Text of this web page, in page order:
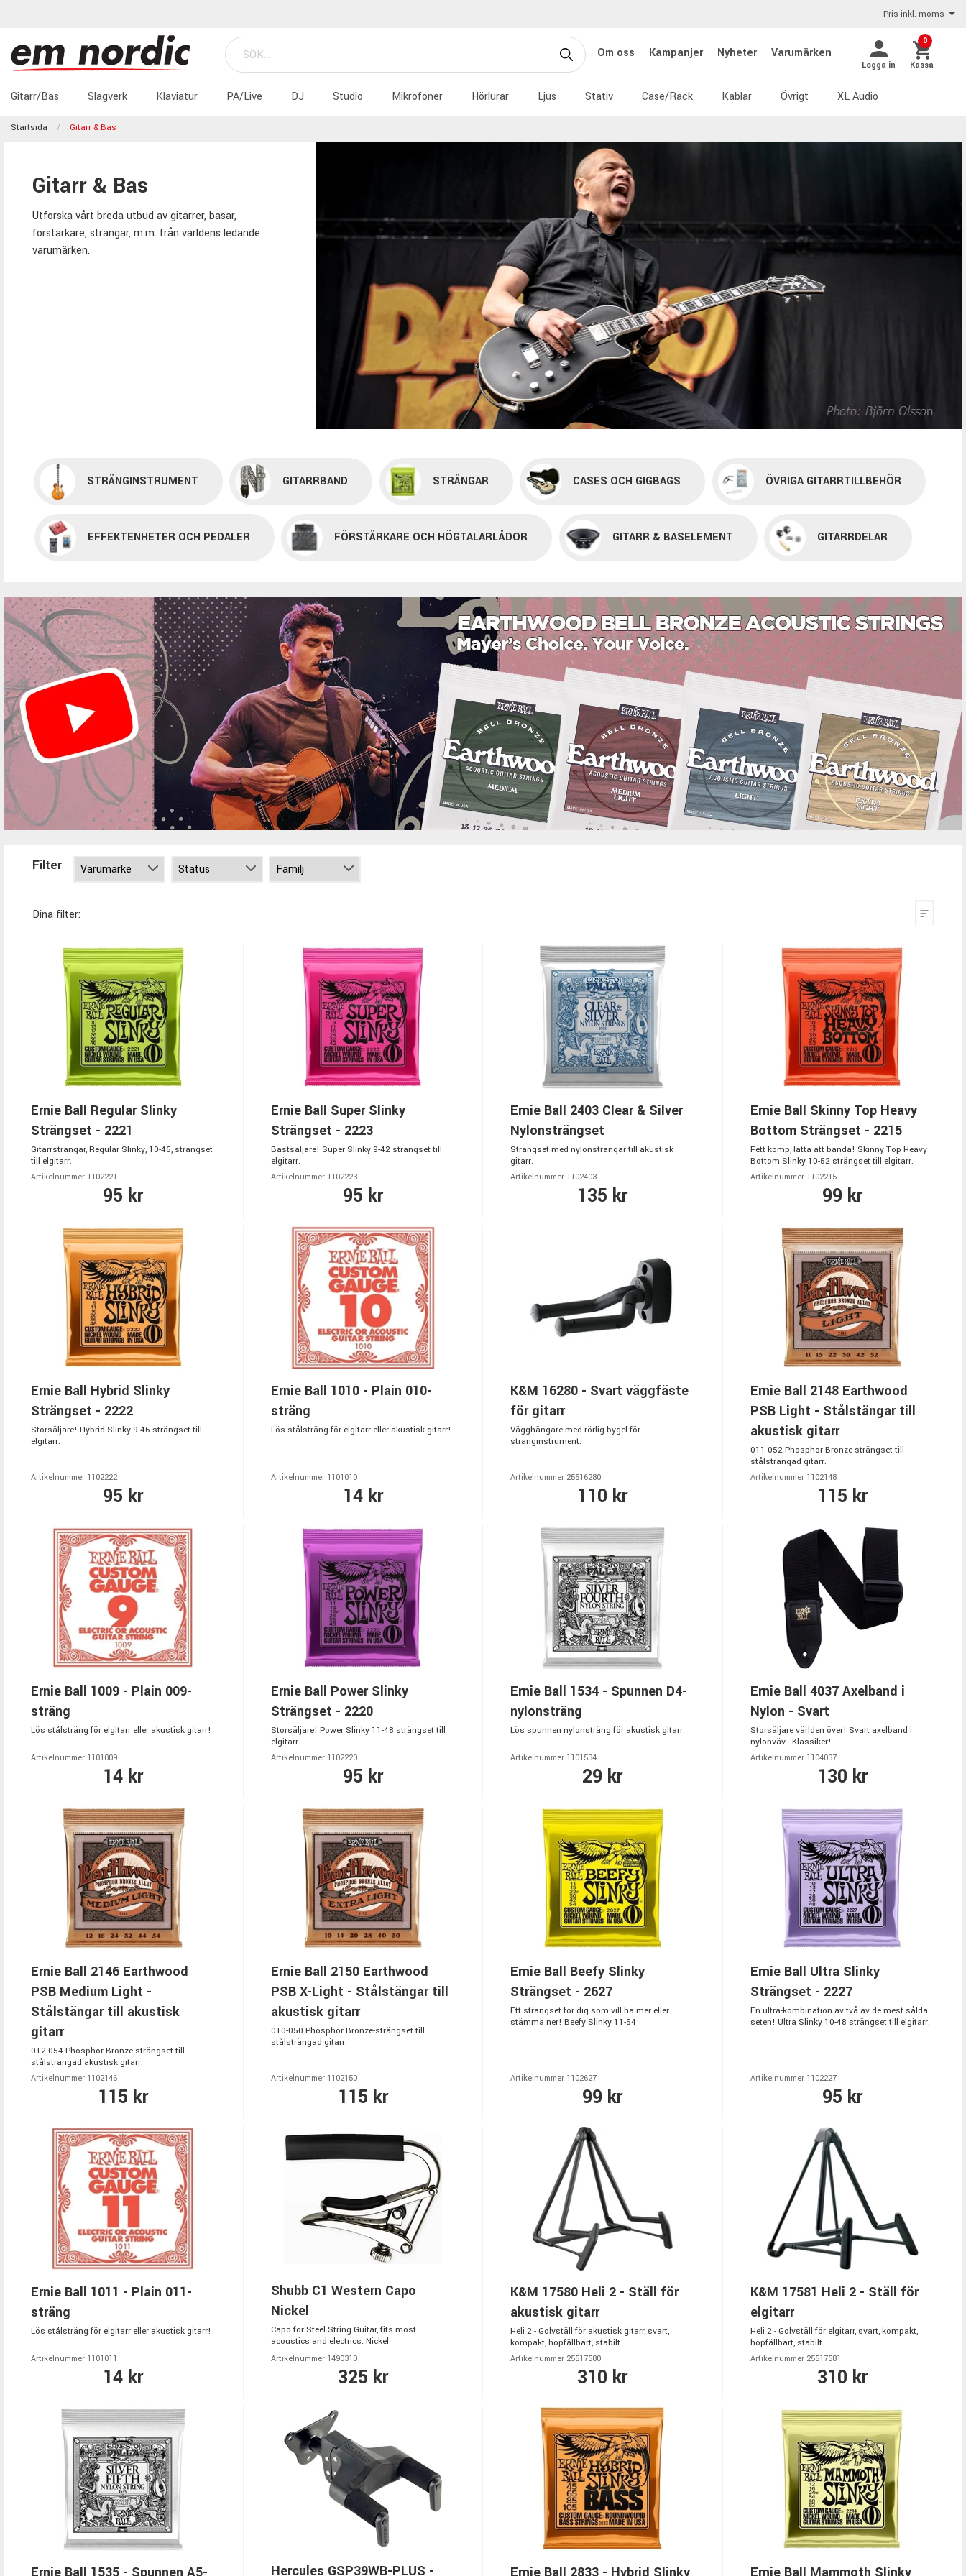
Pris inkl. moms
Om oss Kampanjer Nyheter Varumärken
Logga in
0
Kassa
Gitarr/Bas Slagverk Klaviatur PA/Live DJ Studio Mikrofoner Hörlurar Ljus Stativ Case/Rack Kablar Övrigt XL Audio
Startsida Gitarr & Bas
Gitarr & Bas
Utforska vårt breda utbud av gitarrer, basar,
förstärkare, strängar, m.m. från världens ledande
varumärken.
STRÄNGINSTRUMENT GITARRBAND STRÄNGAR CASES OCH GIGBAGS ÖVRIGA GITARRTILLBEHÖR
EFFEKTENHETER OCH PEDALER FÖRSTÄRKARE OCH HÖGTALARLÅDOR GITARR & BASELEMENT GITARRDELAR
Filter
Dina filter:
Ernie Ball Regular Slinky
Strängset - 2221
Gitarrsträngar, Regular Slinky, 10-46, strängset
till elgitarr.
Artikelnummer 1102221
95 kr
Ernie Ball Super Slinky
Strängset - 2223
Bästsäljare! Super Slinky 9-42 strängset till
elgitarr.
Artikelnummer 1102223
95 kr
Ernie Ball 2403 Clear & Silver
Nylonsträngset
Strängset med nylonsträngar till akustisk
gitarr.
Artikelnummer 1102403
135 kr
Ernie Ball Skinny Top Heavy
Bottom Strängset - 2215
Fett komp, lätta att bända! Skinny Top Heavy
Bottom Slinky 10-52 strängset till elgitarr.
Artikelnummer 1102215
99 kr
Ernie Ball Hybrid Slinky
Strängset - 2222
Storsäljare! Hybrid Slinky 9-46 strängset till
elgitarr.
Artikelnummer 1102222
95 kr
Ernie Ball 1010 - Plain 010-
sträng
Lös stålsträng för elgitarr eller akustisk gitarr!
Artikelnummer 1101010
14 kr
K&M 16280 - Svart väggfäste
för gitarr
Vägghängare med rörlig bygel för
stränginstrument.
Artikelnummer 25516280
110 kr
Ernie Ball 2148 Earthwood
PSB Light - Stålstängar till
akustisk gitarr
011-052 Phosphor Bronze-strängset till
stålsträngad gitarr.
Artikelnummer 1102148
115 kr
Ernie Ball 1009 - Plain 009-
sträng
Lös stålsträng för elgitarr eller akustisk gitarr!
Artikelnummer 1101009
14 kr
Ernie Ball Power Slinky
Strängset - 2220
Storsäljare! Power Slinky 11-48 strängset till
elgitarr.
Artikelnummer 1102220
95 kr
Ernie Ball 1534 - Spunnen D4-
nylonsträng
Lös spunnen nylonsträng för akustisk gitarr.
Artikelnummer 1101534
29 kr
Ernie Ball 4037 Axelband i
Nylon - Svart
Storsäljare världen över! Svart axelband i
nylonväv - Klassiker!
Artikelnummer 1104037
130 kr
Ernie Ball 2146 Earthwood
PSB Medium Light -
Stålstängar till akustisk
gitarr
012-054 Phosphor Bronze-strängset till
stålsträngad akustisk gitarr.
Artikelnummer 1102146
115 kr
Ernie Ball 2150 Earthwood
PSB X-Light - Stålstängar till
akustisk gitarr
010-050 Phosphor Bronze-strängset till
stålsträngad gitarr.
Artikelnummer 1102150
115 kr
Ernie Ball Beefy Slinky
Strängset - 2627
Ett strängset för dig som vill ha mer eller
stämma ner! Beefy Slinky 11-54
Artikelnummer 1102627
99 kr
Ernie Ball Ultra Slinky
Strängset - 2227
En ultra-kombination av två av de mest sålda
seten! Ultra Slinky 10-48 strängset till elgitarr.
Artikelnummer 1102227
95 kr
Ernie Ball 1011 - Plain 011-
sträng
Lös stålsträng för elgitarr eller akustisk gitarr!
Artikelnummer 1101011
14 kr
Shubb C1 Western Capo
Nickel
Capo for Steel String Guitar, fits most
acoustics and electrics. Nickel
Artikelnummer 1490310
325 kr
K&M 17580 Heli 2 - Ställ för
akustisk gitarr
Heli 2 - Golvställ för akustisk gitarr, svart,
kompakt, hopfällbart, stabilt.
Artikelnummer 25517580
310 kr
K&M 17581 Heli 2 - Ställ för
elgitarr
Heli 2 - Golvställ för elgitarr, svart, kompakt,
hopfällbart, stabilt.
Artikelnummer 25517581
310 kr
Hercules GSP39WB-PLUS -